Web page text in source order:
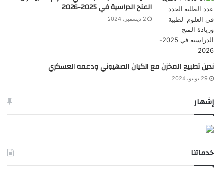
المنح الدراسية في 2025-2026
2 ديسمبر، 2024
ندين تطبيع المخزن مع الكيان الصهيوني ودعمه العسكري
29 يونيو، 2024
إشهار
خدماتنا